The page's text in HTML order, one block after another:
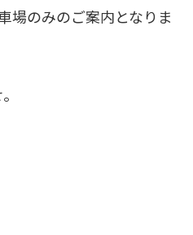
のみのご案内となりま